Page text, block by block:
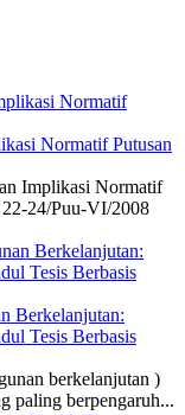
Normatif Putusan
Implikasi Normatif
24/Puu-VI/2008
Berkelanjutan:
Tesis Berbasis
berkelanjutan )
paling berpengaruh...